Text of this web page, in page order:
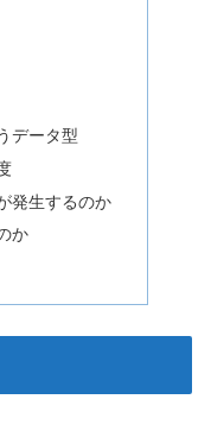
データ型
発生するのか
か